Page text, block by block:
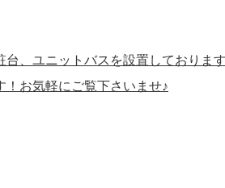
、ユニットバスを設置しておりま
お気軽にご覧下さいませ♪